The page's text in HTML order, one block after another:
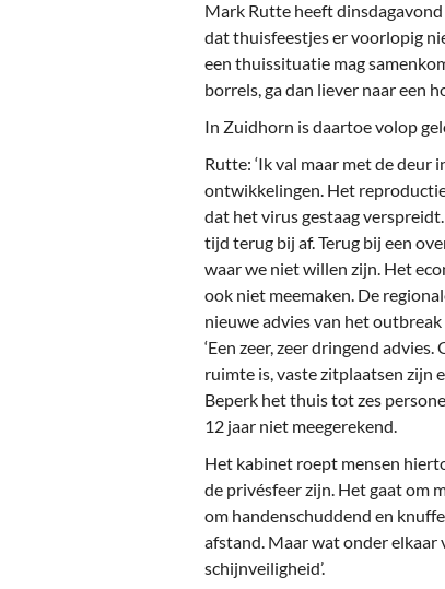
Mark Rutte heeft
dat thuisfeestjes er voorlopig
een thuissituatie mag
borrels, ga dan liever naar een
In Zuidhorn is daartoe volop
Rutte: ‘Ik val maar met de deur
ontwikkelingen. Het
dat het virus gestaag
tijd terug bij af. Terug bij een
waar we niet willen zijn. Het
ook niet meemaken. De
nieuwe advies van het
‘Een zeer, zeer dringend
ruimte is, vaste zitplaatsen zijn
Beperk het thuis tot zes
12 jaar niet meegerekend.
Het kabinet roept mensen
de privésfeer zijn. Het gaat om
om handenschuddend en
afstand. Maar wat onder elkaar
schijnveiligheid’.